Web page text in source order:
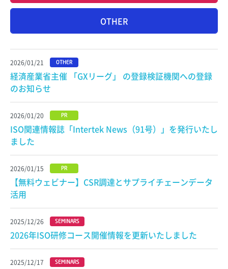
OTHER
2026/01/21 OTHER
経済産業省主催 「GXリーグ」 の登録検証機関への登録
のお知らせ
2026/01/20 PR
ISO関連情報誌「Intertek News（91号）」を発行いたし
ました
2026/01/15 PR
【無料ウェビナー】CSR調達とサプライチェーンデータ
活用
2025/12/26 SEMINARS
2026年ISO研修コース開催情報を更新いたしました
2025/12/17 SEMINARS